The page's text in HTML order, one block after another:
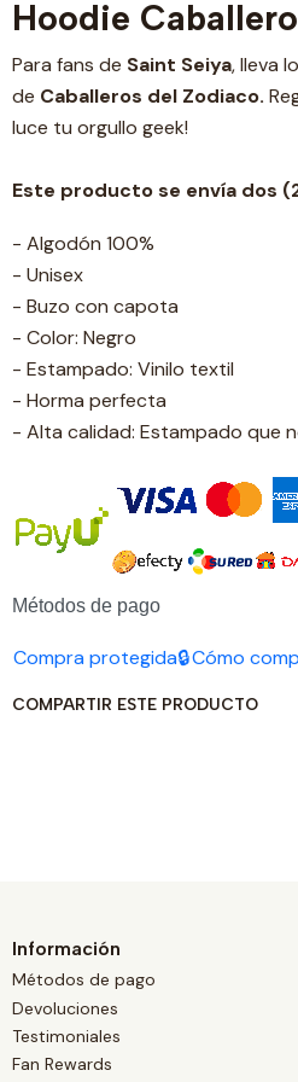
Hoodie
Para fans de Saint Seiya, lleva
de Caballeros del Zodiaco.
luce tu orgullo geek!
Este producto se envía dos
- Algodón 100%
- Unisex
- Buzo con capota
- Color: Negro
- Estampado: Vinilo textil
- Horma perfecta
- Alta calidad: Estampado que
Métodos de pago
Compra protegida🔒Cómo
COMPARTIR ESTE PRODUCTO
Información
Métodos de pago
Devoluciones
Testimoniales
Fan Rewards